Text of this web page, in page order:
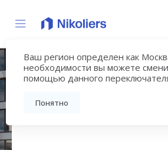
Ваш регион определен как
необходимости вы можете
помощью данного
Понятно
ЖК
Вернуться на страницу